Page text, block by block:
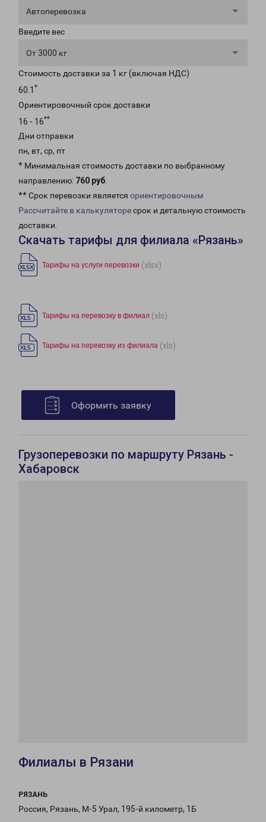
Автоперевозка
Введите вес
От 3000 кг
Стоимость доставки за 1 кг (включая НДС)
60.1 *
Ориентировочный срок доставки
16 - 16**
Дни отправки
пн, вт, ср, пт
* Минимальная стоимость доставки по выбранному
направлению: 760 руб.
** Срок перевозки является ориентировочным
Рассчитайте в калькуляторесрок и детальную стоимость
доставки.
Скачать тарифы для филиала «Рязань»
Тарифы на услуги перевозки (xlsx)
Тарифы на перевозку в филиал (xls)
Тарифы на перевозку из филиала (xls)
Оформить заявку
Грузоперевозки по маршруту Рязань -
Хабаровск
Филиалы в Рязани
РЯЗАНЬ
Россия, Рязань, М-5 Урал, 195-й километр, 1Б